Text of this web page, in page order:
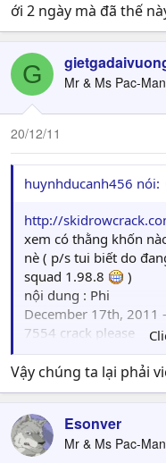
ới 2 ngày mà đã thế
G Mr & Ms Pac-Man
20/12/11
huynhducanh456 nói:
http://
xem có thằng khốn
nè ( p/s tui biết do
squad 1.98.8
)
nội dung : Phi
December 17th, 2011
7554 crack please
( REPLY )
LOL : đi xin crack
Vậy chúng ta lại phải
Esonver
Mr & Ms Pac-Man